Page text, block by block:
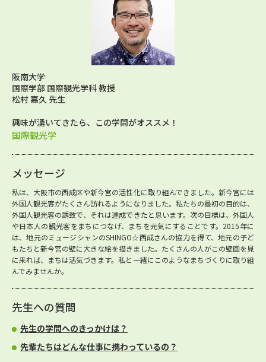
阪南大学
国際学部 国際観光学科 教授
松村 嘉久 先生
興味が湧いてきたら、この学問がオススメ！
国際観光学
メッセージ
私は、大阪市の西成区や新今宮の活性化に取り組んできました。新今宮には
外国人観光客がたくさん訪れるようになりました。私たちの最初の目的は、
外国人観光客の誘致で、それは達成できたと思います。次の目標は、外国人
や日本人の観光客をまちにつなげ、まちを元気にすることです。2015年に
は、地元のミュージシャンのSHINGO☆西成さんの協力を得て、地元の子ど
もたちと新今宮の壁に大きな絵を描きました。たくさんの人がこの壁画を見
に来れば、まちは活気づきます。私と一緒にこのようなまちづくりに取り組
んでみませんか。
先生への質問
先生の学問へのきっかけは？
先輩たちはどんな仕事に携わっているの？